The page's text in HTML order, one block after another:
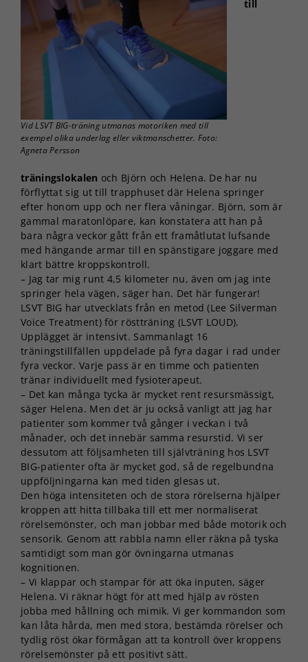
Vid LSVT BIG-träning utmanas motoriken med till
exempel olika underlag eller viktmanschetter. Foto:
Agneta Persson
till
träningslokalen och Björn och Helena. De har nu
förflyttat sig ut till trapphuset där Helena springer
efter honom upp och ner flera våningar. Björn, som är
gammal maratonlöpare, kan konstatera att han på
bara några veckor gått från ett framåtlutat lufsande
med hängande armar till en spänstigare joggare med
klart bättre kroppskontroll.
– Jag tar mig runt 4,5 kilometer nu, även om jag inte
springer hela vägen, säger han. Det här fungerar!
LSVT BIG har utvecklats från en metod (Lee Silverman
Voice Treatment) för röstträning (LSVT LOUD).
Upplägget är intensivt. Sammanlagt 16
träningstillfällen uppdelade på fyra dagar i rad under
fyra veckor. Varje pass är en timme och patienten
tränar individuellt med fysioterapeut.
– Det kan många tycka är mycket rent resursmässigt,
säger Helena. Men det är ju också vanligt att jag har
patienter som kommer två gånger i veckan i två
månader, och det innebär samma resurstid. Vi ser
dessutom att följsamheten till självträning hos LSVT
BIG-patienter ofta är mycket god, så de regelbundna
uppföljningarna kan med tiden glesas ut.
Den höga intensiteten och de stora rörelserna hjälper
kroppen att hitta tillbaka till ett mer normaliserat
rörelsemönster, och man jobbar med både motorik och
sensorik. Genom att rabbla namn eller räkna på tyska
samtidigt som man gör övningarna utmanas
kognitionen.
– Vi klappar och stampar för att öka inputen, säger
Helena. Vi räknar högt för att med hjälp av rösten
jobba med hållning och mimik. Vi ger kommandon som
kan låta hårda, men med stora, bestämda rörelser och
tydlig röst ökar förmågan att ta kontroll över kroppens
rörelsemönster på ett positivt sätt.